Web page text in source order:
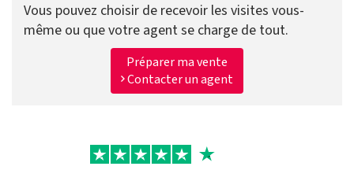
Vous pouvez choisir de recevoir les visites vous-
même ou que votre agent se charge de tout.
Préparer ma vente
Contacter un agent